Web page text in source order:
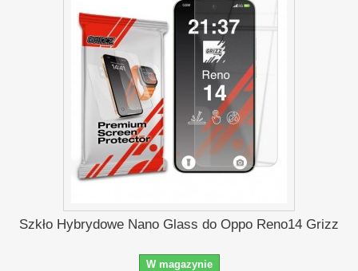
Szkło Hybrydowe Nano Glass do Oppo Reno14 Grizz
W magazynie